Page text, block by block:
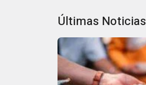
Últimas Noticias